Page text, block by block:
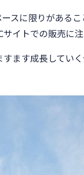
スに限りがある
イトでの販売に注
ます成長してい